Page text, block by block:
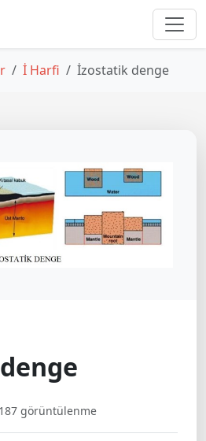
İ Harfi İzostatik denge
görüntülenme